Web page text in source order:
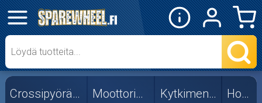
✕
Mopon osat
Skootterin osat
Crossipyörän osat Moottorin osat Kytkimen osat Honda